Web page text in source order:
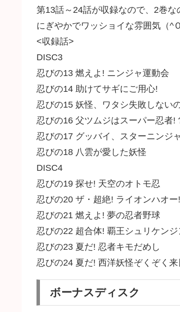
第13話～24話が収録なので、2巻
にぎやかでワッショイな雰囲気（^Ｏ
<収録話>
DISC3
忍びの13 燃えよ! ニンジャ運動会
忍びの14 助けてサギにご用心!
忍びの15 妖怪、ワタシ失敗しない
忍びの16 父ツムジはスーパー忍者!
忍びの17 グッバイ、スターニンジ
忍びの18 八雲が愛した妖怪
DISC4
忍びの19 探せ! 天空のオトモ忍
忍びの20 ザ・超絶! ライオンハオー!
忍びの21 燃えよ! 夢の忍者野球
忍びの22 超合体! 覇王シュリケンジ
忍びの23 夏だ! 忍者キモだめし
忍びの24 夏だ! 西洋妖怪ぞくぞく来
ボーナスディスク